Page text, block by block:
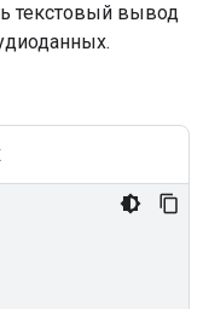
текстовый вывод